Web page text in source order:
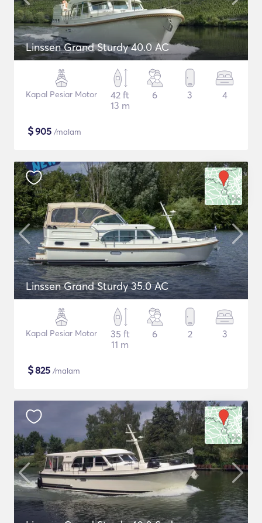
Linssen Grand Sturdy 40.0 AC
Kapal Pesiar Motor
42 ft
13 m
6 3 4
$905 /malam
Linssen Grand Sturdy 35.0 AC
Kapal Pesiar Motor
35 ft
11 m
6 2 3
$825 /malam